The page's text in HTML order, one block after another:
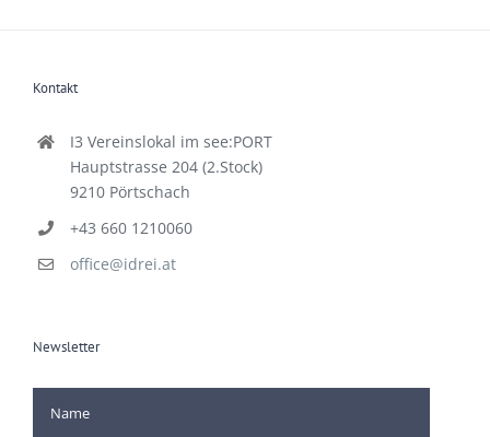
Kontakt
I3 Vereinslokal im see:PORT
Hauptstrasse 204 (2.Stock)
9210 Pörtschach
+43 660 1210060
office@idrei.at
Newsletter